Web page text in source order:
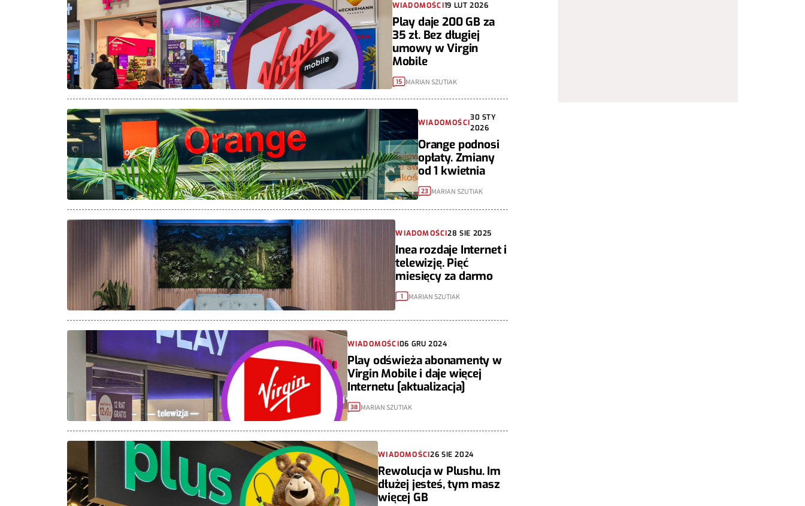
WIADOMOŚCI19 LUT 2026
Play daje 200 GB za
35 zł. Bez długiej
umowy w Virgin
Mobile
15 MARIAN SZUTIAK
WIADOMOŚCI
30 STY
2026
Orange podnosi
opłaty. Zmiany
od 1 kwietnia
23 MARIAN SZUTIAK
WIADOMOŚCI28 SIE 2025
Inea rozdaje Internet i
telewizję. Pięć
miesięcy za darmo
1 MARIAN SZUTIAK
WIADOMOŚCI06 GRU 2024
Play odświeża abonamenty w
Virgin Mobile i daje więcej
Internetu [aktualizacja]
38 MARIAN SZUTIAK
WIADOMOŚCI26 SIE 2024
Rewolucja w Plushu. Im
dłużej jesteś, tym masz
więcej GB